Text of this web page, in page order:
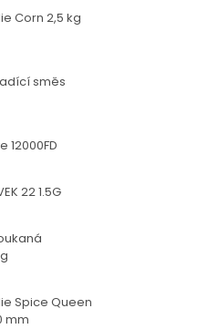
Corn 2,5 kg
směs
12000FD
22 1.5G
Spice Queen
mm